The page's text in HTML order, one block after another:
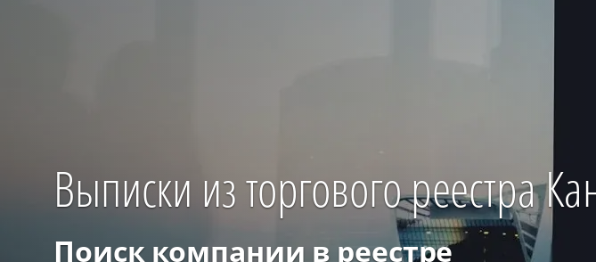
Выписки из торгового реестра
Поиск компании в реестре